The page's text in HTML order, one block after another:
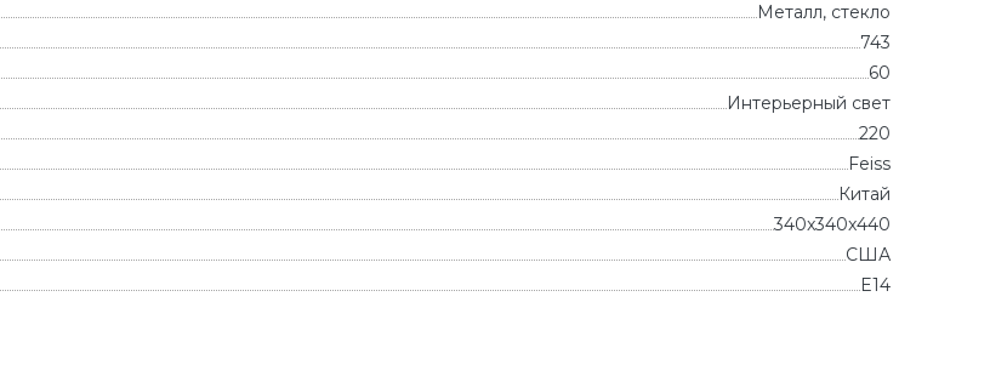
Металл, стекло
743
60
Интерьерный свет
220
Feiss
Китай
340x340x440
CША
E14